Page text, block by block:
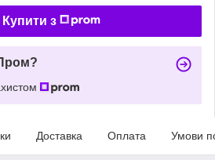
Купити з
Доставка Оплата Умови